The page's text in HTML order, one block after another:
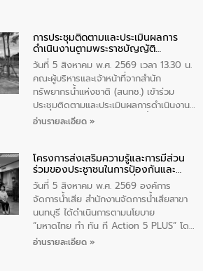
การประชุมติดตามและประเมินผลการ
ดำเนินงานตามพระราชบัญญัติ
ทรัพยากรน้ำ พ.ศ. 2561 ประจำ
ปีงบประมาณ พ.ศ. 2569
วันที่ 5 สิงหาคม พ.ศ. 2569 เวลา 13.30 น.
คณะผู้บริหารและเจ้าหน้าที่จากสำนัก
ทรัพยากรน้ำแห่งชาติ (สนทช.) เข้าร่วม
ประชุมติดตามและประเมินผลการดำเนินงาน
ตามพระราชบัญญัติทรัพยากรน้ำ พ.ศ. 2561
วัดสิงห์ จังหวัดชัยนาท โดยมีนายแสงชัย
สุขชื่น นายกเทศมนตรีตำบลวัดสิงห์ คณะผู้
บริหารเทศบาลตำบลวัดสิงห์ ผู้นำชุมชน และ
ประชาชนในพื้นที่เทศบาลตำบลวัดสิงก์ที่มี
ส่วนได้ส่วนเสียในโครงก่อสร้างศูนย์บริหาร
จัดการคุณภาพน้ำเทศบาลตำบลวัดสิงห์
จังหวัดชัยนาท ให้การต้อนรับ
อ่านรายละเอียด »
โครงการส่งเสริมความรู้และการมีส่วน
ร่วมของประชาชนในการป้องกันและ
แก้ไขปัญหาน้ำเสียอย่างยั่งยืน
วันที่ 5 สิงหาคม พ.ศ. 2569 องค์การ
จัดการน้ำเสีย สำนักงานจัดการน้ำเสียสาขา
นนทบุรี ได้ดำเนินการตามนโยบาย
“มหาดไทย ทำ ทัน ที Action 5 PLUS” โดย
จัดโครงการส่งเสริมความรู้และการมีส่วน
อ่านรายละเอียด »